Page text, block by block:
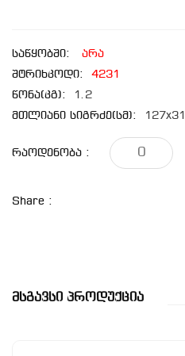
საწყობში:
არა
შტრიხკოდი:
4231
წონა(კგ):
1.2
მთლიანი სიგრძე(სმ):
127x31
Რაოდენობა :
Share :
Მსგავსი Პროდუქცია